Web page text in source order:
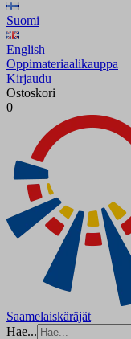
Suomi
English
Oppimateriaalikauppa
Kirjaudu
Ostoskori
0
Saamelaiskäräjät
Hae...